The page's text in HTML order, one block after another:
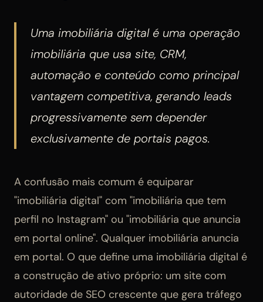
Uma imobiliária digital é uma operação
imobiliária que usa site, CRM,
automação e conteúdo como principal
vantagem competitiva, gerando leads
progressivamente sem depender
exclusivamente de portais pagos.
A confusão mais comum é equiparar
"imobiliária digital" com "imobiliária que tem
perfil no Instagram" ou "imobiliária que anuncia
em portal online". Qualquer imobiliária anuncia
em portal. O que define uma imobiliária digital é
a construção de ativo próprio: um site com
autoridade de SEO crescente que gera tráfego